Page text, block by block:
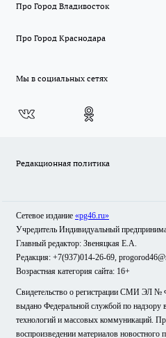
Про Город Владивосток
Про Город Краснодара
Мы в социальных сетях
Редакционная политика
Сетевое издание «pg46.ru»
Учредитель Индивидуальный
Главный редактор: Звеняцкая Е.А.
Редакция: +7(937)014-26-69,
Возрастная категория сайта: 16+
Свидетельство о регистрации СМИ ЭЛ №
выдано Федеральной службой по
технологий и массовых коммуникаций.
воспроизведении материалов новостного